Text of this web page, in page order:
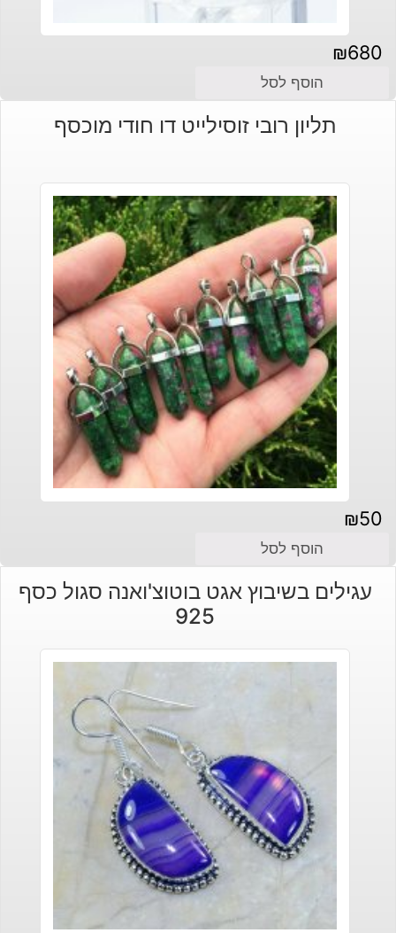
₪680
הוסף לסל
תליון רובי זוסילייט דו חודי מוכסף
₪50
הוסף לסל
עגילים בשיבוץ אגט בוטוצ'ואנה סגול כסף
925